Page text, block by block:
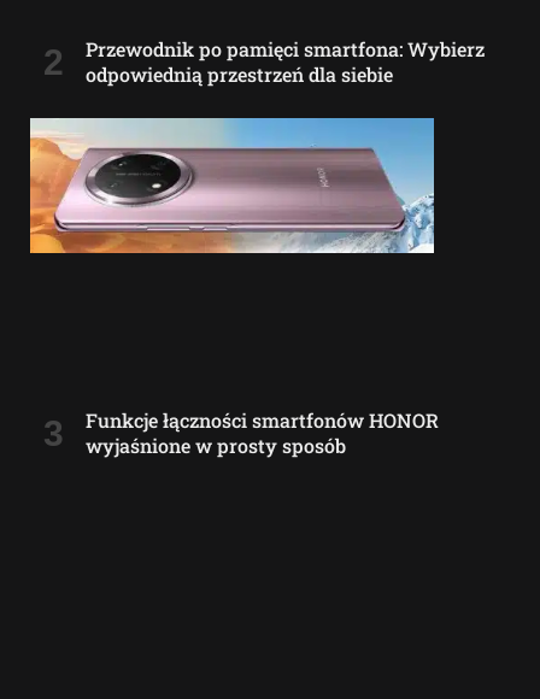
Przewodnik po pamięci smartfona: Wybierz
odpowiednią przestrzeń dla siebie
Funkcje łączności smartfonów HONOR
wyjaśnione w prosty sposób